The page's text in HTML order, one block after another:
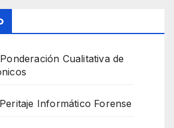
Cualitativa de
Informático Forense